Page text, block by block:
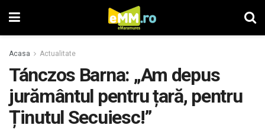
Acasa Actualitate
Tánczos Barna: „Am depus
jurământul pentru țară, pentru
Ținutul Secuiesc!”